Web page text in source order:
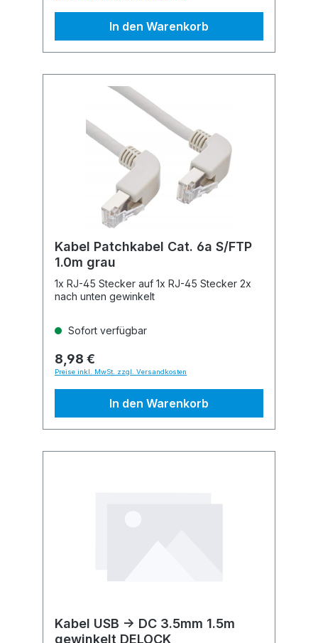
In den Warenkorb
Kabel Patchkabel Cat. 6a S/FTP
1.0m grau
1x RJ-45 Stecker auf 1x RJ-45 Stecker 2x
nach unten gewinkelt
Sofort verfügbar
8,98 €
Preise inkl. MwSt. zzgl. Versandkosten
In den Warenkorb
Kabel USB -> DC 3.5mm 1.5m
gewinkelt DELOCK